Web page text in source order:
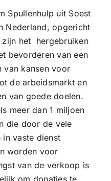
Spullenhulp uit Soest
Nederland, opgericht
zijn het hergebruiken
bevorderen van een
van kansen voor
de arbeidsmarkt en
van goede doelen.
meer dan 1 miljoen
die door de vele
vaste dienst
worden voor
van de verkoop is
om donaties te